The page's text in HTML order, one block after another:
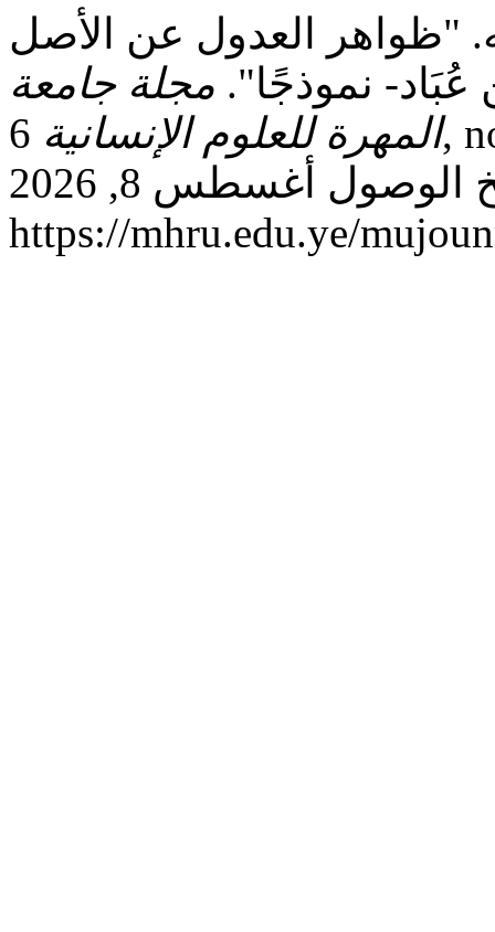
"ظواهر العدول عن الأصل
نموذجًا". مجلة جامعة
المهرة للعلوم الإنسانية 6, no. 1 (يونيو 23, 2025): 81–110.
تاريخ الوصول أغسطس 8, 2026.
https://mhru.edu.ye/